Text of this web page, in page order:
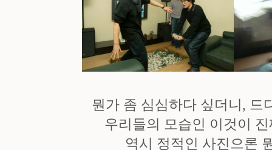
뭔가 좀 심심하다 싶더니, 드
우리들의 모습인 이것이
역시 정적인 사진으론